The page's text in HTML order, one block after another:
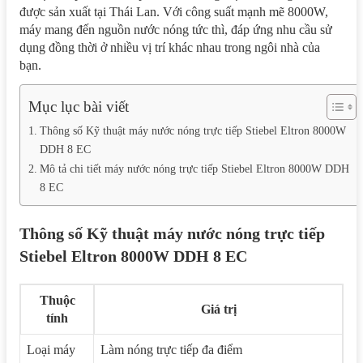
được sản xuất tại Thái Lan. Với công suất mạnh mẽ 8000W,
máy mang đến nguồn nước nóng tức thì, đáp ứng nhu cầu sử
dụng đồng thời ở nhiều vị trí khác nhau trong ngôi nhà của
bạn.
Mục lục bài viết
Thông số Kỹ thuật máy nước nóng trực tiếp Stiebel Eltron 8000W
DDH 8 EC
Mô tả chi tiết máy nước nóng trực tiếp Stiebel Eltron 8000W DDH
8 EC
Thông số Kỹ thuật máy nước nóng trực tiếp
Stiebel Eltron 8000W DDH 8 EC
Thuộc
tính
Giá trị
Loại máy Làm nóng trực tiếp đa điểm